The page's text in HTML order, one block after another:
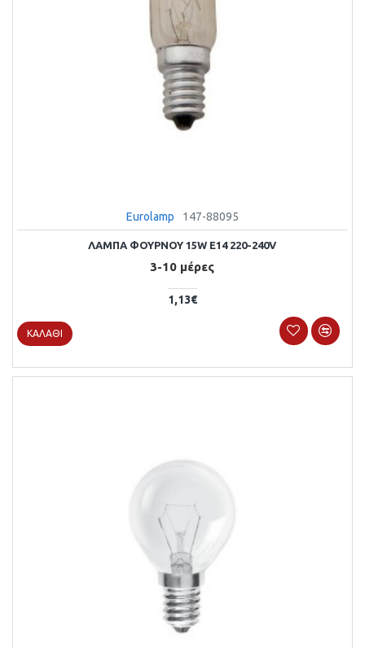
Eurolamp 147-88095
ΛΑΜΠΑ ΦΟΥΡΝΟΥ 15W E14 220-240V
3-10 μέρες
1,13€
ΚΑΛΆΘΙ